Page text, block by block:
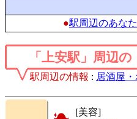
●駅周辺のあな
「上安駅」周辺の
駅周辺の情報 : 居酒屋
[美容]